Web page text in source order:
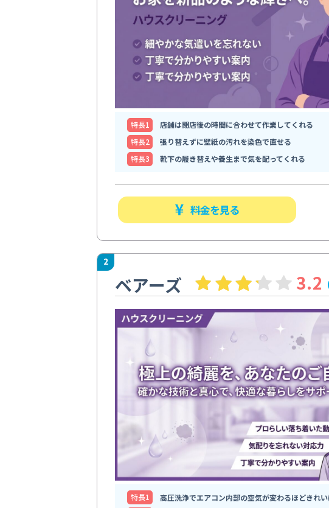
特⻑1
店舗は閉店後の時間に合わせて作業してくれる
特⻑2
張り替えずに壁紙の汚れを染色で直せる
特⻑3
靴下の履き替えや養生まで気を配ってくれる
料金を見る
2
ベアーズ 3.2
特⻑1
高圧洗浄でエアコン内部の空気が変わるほどきれい